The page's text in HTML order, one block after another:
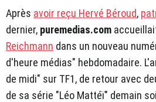
Après avoir reçu Hervé Béroud,
dernier, puremedias.com
Reichmann dans un nouveau
d'heure médias" hebdomadaire.
de midi" sur TF1, de retour avec
de sa série "Léo Mattéï" demain